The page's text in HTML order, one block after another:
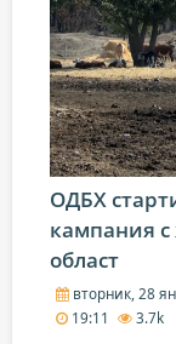
ОДБХ
кампания
област
вторник, 28
19:11
3.7k